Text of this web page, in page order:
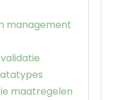
management
maatregelen